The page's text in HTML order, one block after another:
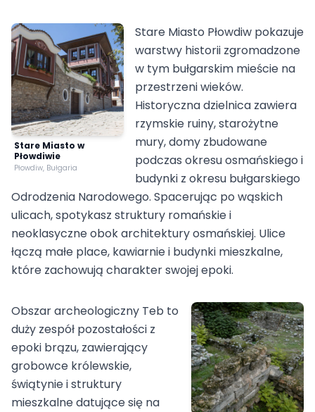
Stare Miasto w
Płowdiwie
Płowdiw, Bułgaria
Stare Miasto Płowdiw pokazuje
warstwy historii zgromadzone
w tym bułgarskim mieście na
przestrzeni wieków.
Historyczna dzielnica zawiera
rzymskie ruiny, starożytne
mury, domy zbudowane
podczas okresu osmańskiego i
budynki z okresu bułgarskiego
Odrodzenia Narodowego. Spacerując po wąskich
ulicach, spotykasz struktury romańskie i
neoklasyczne obok architektury osmańskiej. Ulice
łączą małe place, kawiarnie i budynki mieszkalne,
które zachowują charakter swojej epoki.
Obszar archeologiczny Teb to
duży zespół pozostałości z
epoki brązu, zawierający
grobowce królewskie,
świątynie i struktury
mieszkalne datujące się na